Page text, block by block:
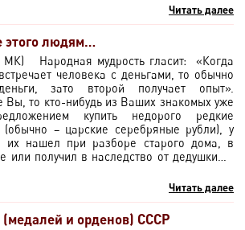
Читать далее
этого людям…
МК) Народная мудрость гласит: «Когда
человека с деньгами, то обычно
зато второй получает опыт».
Вы, то кто-нибудь из Ваших знакомых уже
купить недорого редкие
– царские серебряные рубли), у
их нашел при разборе старого дома, в
или получил в наследство от дедушки…
Читать далее
и орденов) СССР